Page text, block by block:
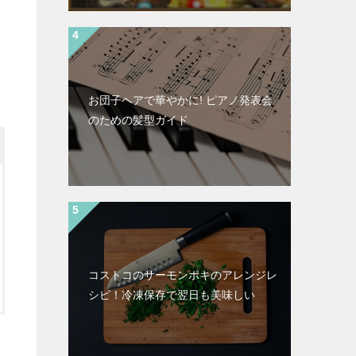
お団子ヘアで華やかに! ピアノ発表会
のための髪型ガイド
コストコのサーモンポキのアレンジレ
シピ！冷凍保存で翌日も美味しい